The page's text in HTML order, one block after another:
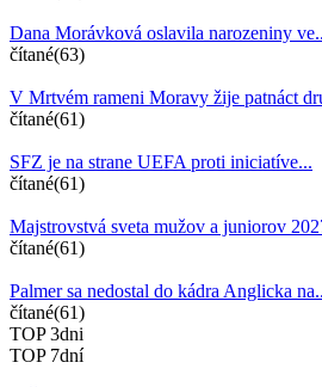
Dana Morávková oslavila narozeniny
čítané(63)
V Mrtvém rameni Moravy žije patnáct
čítané(61)
SFZ je na strane UEFA proti iniciatíve...
čítané(61)
Majstrovstvá sveta mužov a juniorov
čítané(61)
Palmer sa nedostal do kádra Anglicka
čítané(61)
TOP 3dni
TOP 7dní